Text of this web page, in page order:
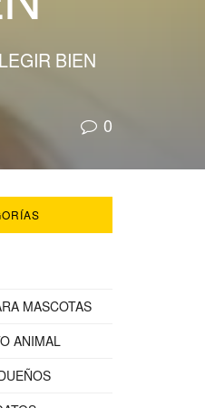
BIEN
0
MASCOTAS
ANIMAL